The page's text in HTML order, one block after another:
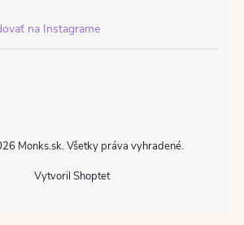
na Instagrame
Vytvoril Shoptet
Monks.sk. Všetky práva vyhradené.